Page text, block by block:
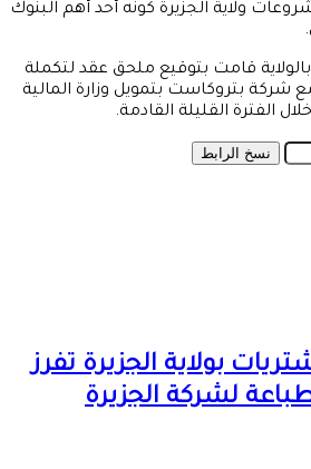
ولاية الجزيرة كونه أحد أهم البنوك
قامت بتوقيع ملحق عقد لتكملة
شركة بتروكاست بتمويل وزارة المالية
الفترة القليلة القادمة.
نسخ الرابط
بولاية الجزيرة تفرز
لشركة الجزيرة